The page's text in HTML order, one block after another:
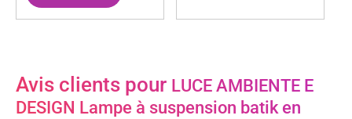
Avis clients pour LUCE AMBIENTE E
DESIGN Lampe à suspension batik en